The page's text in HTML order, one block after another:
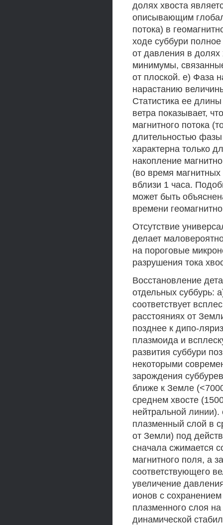
долях хвоста
описывающим
потока) в
ходе суббури
от давления в
минимумы,
от плоской. е) Фаза
нарастанию
Статистика ее
ветра показывает,
магнитного потока
длительностью
характерна только
накопление
(во время магнитных
вблизи 1 часа.
может быть
времени
Отсутствие
делает
на пороговые
разрушения тока
Восстановление
отдельных суббурь:
соответствует
расстояниях от
позднее к дипо-
плазмоида и
развития суббури
некоторыми
зарождения
ближе к Земле
среднем хвосте
нейтральной
плазменный слой в
от Земли) под
сначала сжимается
магнитного поля, а
соответствующего
увеличение
ионов с
плазменного слоя
динамической